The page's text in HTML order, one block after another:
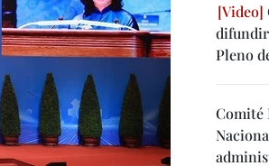
Pleno
Comité